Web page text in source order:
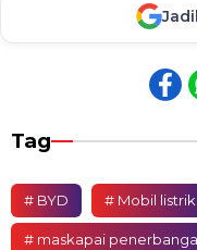
Tag
# BYD # Mobil listrik
# maskapai